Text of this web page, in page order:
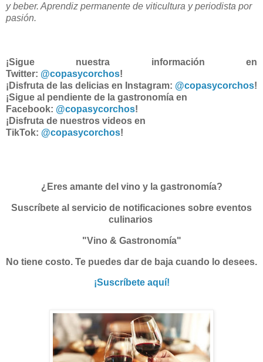
y beber. Aprendiz permanente de viticultura y periodista por
pasión.
¡Sigue nuestra información en
Twitter: @copasycorchos!
¡Disfruta de las delicias en Instagram: @copasycorchos!
¡Sigue al pendiente de la gastronomía en
Facebook: @copasycorchos!
¡Disfruta de nuestros videos en
TikTok: @copasycorchos!
¿Eres amante del vino y la gastronomía?
Suscríbete al servicio de notificaciones sobre eventos
culinarios
"Vino & Gastronomía"
No tiene costo. Te puedes dar de baja cuando lo desees.
¡Suscríbete aquí!